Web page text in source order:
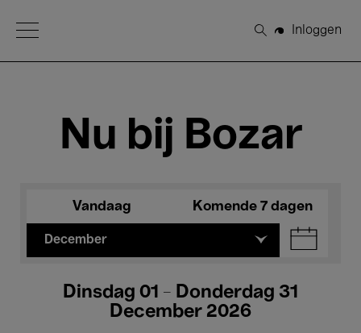
Open Menu
Zoeken
Inloggen
Nu bij Bozar
Vandaag Komende 7 dagen
December
Dinsdag 01 - Donderdag 31
December 2026